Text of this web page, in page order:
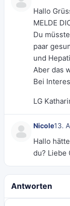
Hallo
MELDE
Du
paar
und
Aber das
Bei
LG
Nicole13.
Hallo
du? Liebe
Antworten